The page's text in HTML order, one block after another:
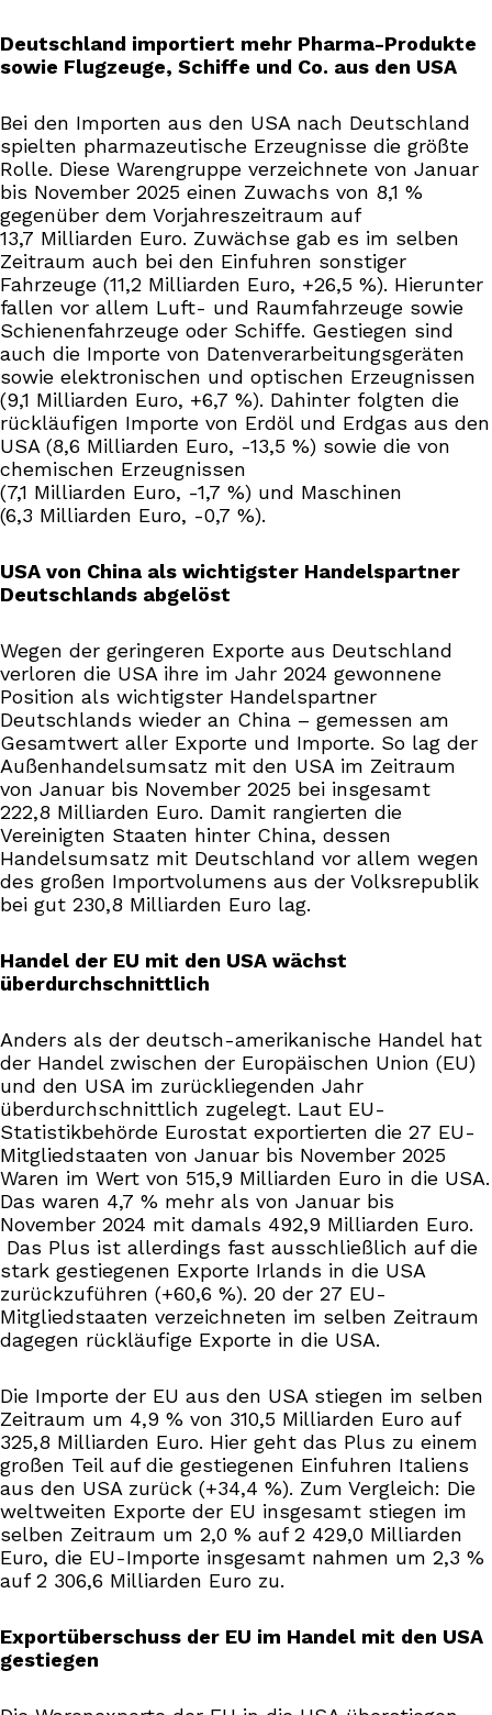
Deutschland importiert mehr Pharma-Produkte
sowie Flugzeuge, Schiffe und Co. aus den USA
Bei den Importen aus den USA nach Deutschland
spielten pharmazeutische Erzeugnisse die größte
Rolle. Diese Warengruppe verzeichnete von Januar
bis November 2025 einen Zuwachs von 8,1 %
gegenüber dem Vorjahreszeitraum auf
13,7 Milliarden Euro. Zuwächse gab es im selben
Zeitraum auch bei den Einfuhren sonstiger
Fahrzeuge (11,2 Milliarden Euro, +26,5 %). Hierunter
fallen vor allem Luft- und Raumfahrzeuge sowie
Schienenfahrzeuge oder Schiffe. Gestiegen sind
auch die Importe von Datenverarbeitungsgeräten
sowie elektronischen und optischen Erzeugnissen
(9,1 Milliarden Euro, +6,7 %). Dahinter folgten die
rückläufigen Importe von Erdöl und Erdgas aus den
USA (8,6 Milliarden Euro, -13,5 %) sowie die von
chemischen Erzeugnissen
(7,1 Milliarden Euro, -1,7 %) und Maschinen
(6,3 Milliarden Euro, -0,7 %).
USA von China als wichtigster Handelspartner
Deutschlands abgelöst
Wegen der geringeren Exporte aus Deutschland
verloren die USA ihre im Jahr 2024 gewonnene
Position als wichtigster Handelspartner
Deutschlands wieder an China – gemessen am
Gesamtwert aller Exporte und Importe. So lag der
Außenhandelsumsatz mit den USA im Zeitraum
von Januar bis November 2025 bei insgesamt
222,8 Milliarden Euro. Damit rangierten die
Vereinigten Staaten hinter China, dessen
Handelsumsatz mit Deutschland vor allem wegen
des großen Importvolumens aus der Volksrepublik
bei gut 230,8 Milliarden Euro lag.
Handel der EU mit den USA wächst
überdurchschnittlich
Anders als der deutsch-amerikanische Handel hat
der Handel zwischen der Europäischen Union (EU)
und den USA im zurückliegenden Jahr
überdurchschnittlich zugelegt. Laut EU-
Statistikbehörde Eurostat exportierten die 27 EU-
Mitgliedstaaten von Januar bis November 2025
Waren im Wert von 515,9 Milliarden Euro in die USA.
Das waren 4,7 % mehr als von Januar bis
November 2024 mit damals 492,9 Milliarden Euro.
Das Plus ist allerdings fast ausschließlich auf die
stark gestiegenen Exporte Irlands in die USA
zurückzuführen (+60,6 %). 20 der 27 EU-
Mitgliedstaaten verzeichneten im selben Zeitraum
dagegen rückläufige Exporte in die USA.
Die Importe der EU aus den USA stiegen im selben
Zeitraum um 4,9 % von 310,5 Milliarden Euro auf
325,8 Milliarden Euro. Hier geht das Plus zu einem
großen Teil auf die gestiegenen Einfuhren Italiens
aus den USA zurück (+34,4 %). Zum Vergleich: Die
weltweiten Exporte der EU insgesamt stiegen im
selben Zeitraum um 2,0 % auf 2 429,0 Milliarden
Euro, die EU-Importe insgesamt nahmen um 2,3 %
auf 2 306,6 Milliarden Euro zu.
Exportüberschuss der EU im Handel mit den USA
gestiegen